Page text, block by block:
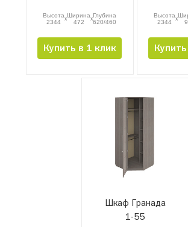
Высота
2344
xШирина
472
xГлубина
620/460
Купить в 1 клик
Высота
2344
x
Шкаф Гранада
1-55